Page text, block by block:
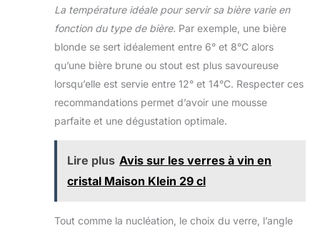
La température idéale pour servir sa bière varie en
fonction du type de bière. Par exemple, une bière
blonde se sert idéalement entre 6° et 8°C alors
qu’une bière brune ou stout est plus savoureuse
lorsqu’elle est servie entre 12° et 14°C. Respecter ces
recommandations permet d’avoir une mousse
parfaite et une dégustation optimale.
Lire plus Avis sur les verres à vin en
cristal Maison Klein 29 cl
Tout comme la nucléation, le choix du verre, l’angle